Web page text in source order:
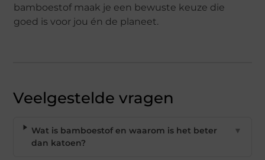
bamboestof maak je een bewuste keuze die
goed is voor jou én de planeet.
Veelgestelde vragen
Wat is bamboestof en waarom is het beter
dan katoen?
▼